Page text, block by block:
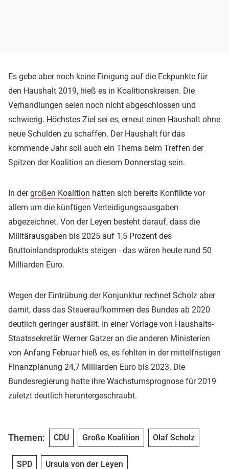
Es gebe aber noch keine Einigung auf die Eckpunkte für
den Haushalt 2019, hieß es in Koalitionskreisen. Die
Verhandlungen seien noch nicht abgeschlossen und
schwierig. Höchstes Ziel sei es, erneut einen Haushalt ohne
neue Schulden zu schaffen. Der Haushalt für das
kommende Jahr soll auch ein Thema beim Treffen der
Spitzen der Koalition an diesem Donnerstag sein.
In dergroßen Koalition hatten sich bereits Konflikte vor
allem um die künftigen Verteidigungsausgaben
abgezeichnet. Von der Leyen besteht darauf, dass die
Militärausgaben bis 2025 auf 1,5 Prozent des
Bruttoinlandsprodukts steigen - das wären heute rund 50
Milliarden Euro.
Wegen der Eintrübung der Konjunktur rechnet Scholz aber
damit, dass das Steueraufkommen des Bundes ab 2020
deutlich geringer ausfällt. In einer Vorlage von Haushalts-
Staatssekretär Werner Gatzer an die anderen Ministerien
von Anfang Februar hieß es, es fehlten in der mittelfristigen
Finanzplanung 24,7 Milliarden Euro bis 2023. Die
Bundesregierung hatte ihre Wachstumsprognose für 2019
zuletzt deutlich heruntergeschraubt.
Themen: CDU Große Koalition Olaf Scholz
SPD Ursula von der Leyen